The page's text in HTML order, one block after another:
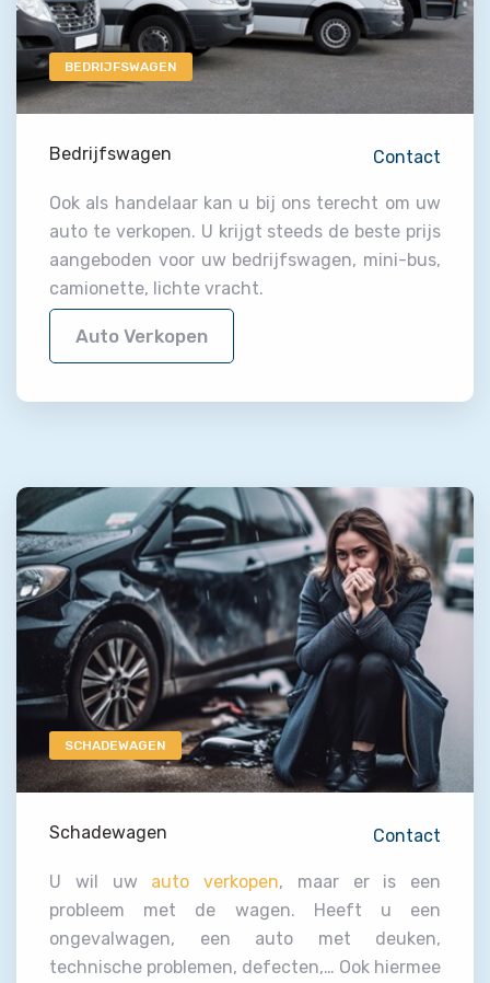
BEDRIJFSWAGEN
Bedrijfswagen Contact
Ook als handelaar kan u bij ons terecht om uw
auto te verkopen. U krijgt steeds de beste prijs
aangeboden voor uw bedrijfswagen, mini-bus,
camionette, lichte vracht.
Auto Verkopen
SCHADEWAGEN
Schadewagen Contact
U wil uw auto verkopen, maar er is een
probleem met de wagen. Heeft u een
ongevalwagen, een auto met deuken,
technische problemen, defecten,… Ook hiermee